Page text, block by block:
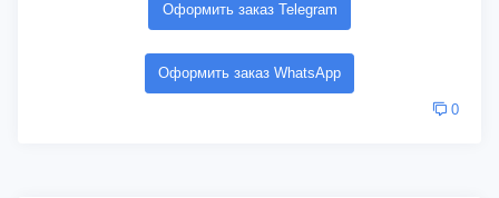
Оформить заказ Telegram
Оформить заказ WhatsApp
0